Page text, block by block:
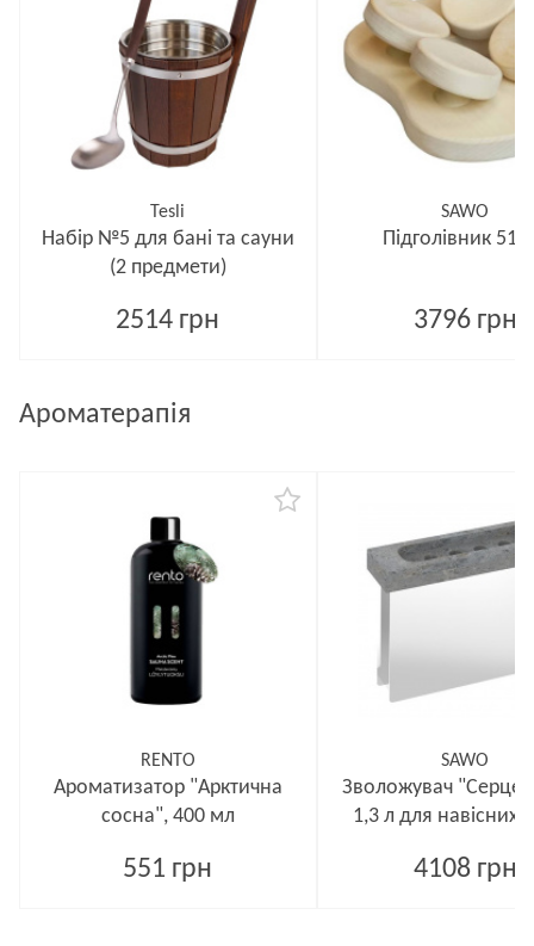
Tesli
Набір №5 для бані та сауни
(2 предмети)
2514 грн
SAWO
Підголівник
3796 грн
Ароматерапія
RENTO
Ароматизатор "Арктична
сосна", 400 мл
551 грн
SAWO
Зволожувач "Серце
1,3 л для навісних
4108 грн